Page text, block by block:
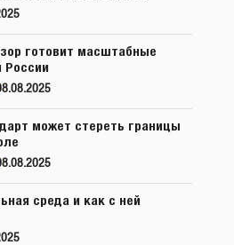
готовит масштабные
России
может стереть границы
среда и как с ней